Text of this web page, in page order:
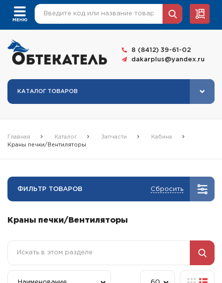
8 (8412) 39-61-02
dakarplus@yandex.ru
КАТАЛОГ ТОВАРОВ
Главная Каталог Запчасти
Кабина
Краны печки/Вентиляторы
ФИЛЬТР ТОВАРОВ Сбросить
Краны печки/Вентиляторы